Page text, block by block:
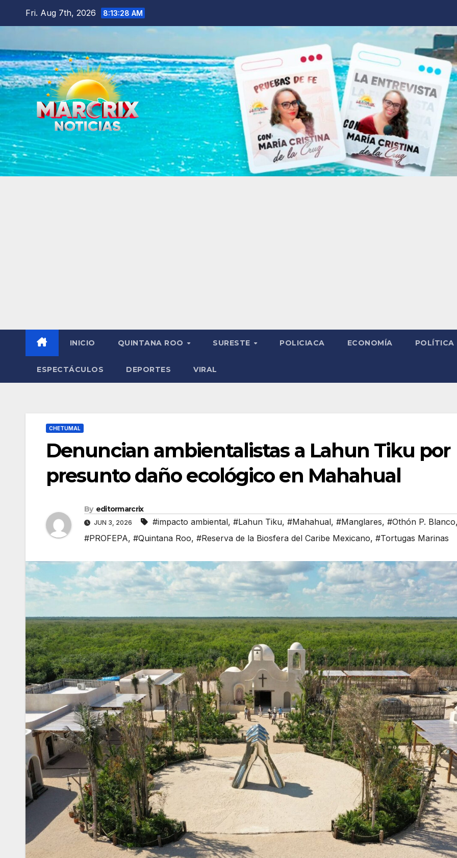
Fri. Aug 7th, 2026 8:13:30 AM
INICIO QUINTANA ROO SURESTE POLICIACA ECONOMÍA POLÍTICA
ESPECTÁCULOS DEPORTES VIRAL
CHETUMAL
Denuncian ambientalistas a Lahun Tiku por
presunto daño ecológico en Mahahual
By editormarcrix
JUN 3, 2026 #impacto ambiental, #Lahun Tiku, #Mahahual, #Manglares, #Othón P. Blanco
#PROFEPA, #Quintana Roo, #Reserva de la Biosfera del Caribe Mexicano, #Tortugas Marinas